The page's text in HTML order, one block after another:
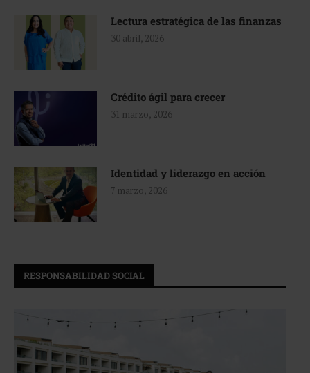
Lectura estratégica de las finanzas
30 abril, 2026
Crédito ágil para crecer
31 marzo, 2026
Identidad y liderazgo en acción
7 marzo, 2026
RESPONSABILIDAD SOCIAL